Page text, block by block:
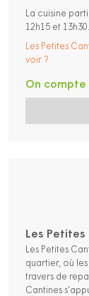
La cuisine
12h15 et 13h30.
Les Petites
voir ?
On compte
Les
Les Petites
quartier, où
travers de
Cantines